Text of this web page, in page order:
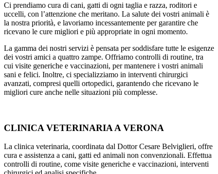
Ci prendiamo cura di cani, gatti di ogni taglia e razza, roditori e
uccelli, con l’attenzione che meritano. La salute dei vostri animali è
la nostra priorità, e lavoriamo incessantemente per garantire che
ricevano le cure migliori e più appropriate in ogni momento.
La gamma dei nostri servizi è pensata per soddisfare tutte le esigenze
dei vostri amici a quattro zampe. Offriamo controlli di routine, tra
cui visite generiche e vaccinazioni, per mantenere i vostri animali
sani e felici. Inoltre, ci specializziamo in interventi chirurgici
avanzati, compresi quelli ortopedici, garantendo che ricevano le
migliori cure anche nelle situazioni più complesse.
CLINICA VETERINARIA A VERONA
La clinica veterinaria, coordinata dal Dottor Cesare Belviglieri, offre
cura e assistenza a cani, gatti ed animali non convenzionali. Effettua
controlli di routine, come visite generiche e vaccinazioni, interventi